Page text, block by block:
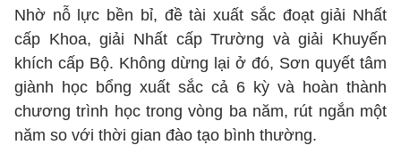
Nhờ nỗ lực bền bỉ, đề tài xuất sắc đoạt giải Nhất
cấp Khoa, giải Nhất cấp Trường và giải Khuyến
khích cấp Bộ. Không dừng lại ở đó, Sơn quyết tâm
giành học bổng xuất sắc cả 6 kỳ và hoàn thành
chương trình học trong vòng ba năm, rút ngắn một
năm so với thời gian đào tạo bình thường.